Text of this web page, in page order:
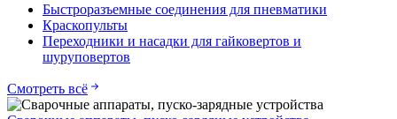
Быстроразъемные соединения для пневматики
Краскопульты
Переходники и насадки для гайковертов и
шуруповертов
Смотреть всё